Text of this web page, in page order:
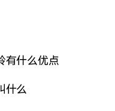
有什么优点
什么